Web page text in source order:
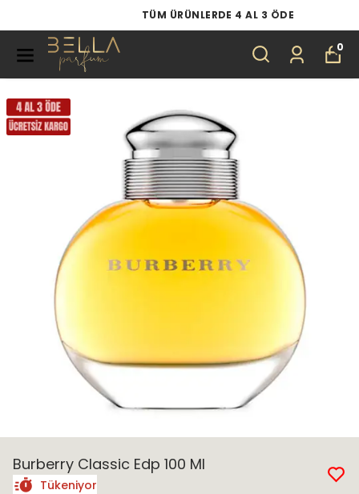
TÜM ÜRÜNLERDE 4 AL 3 ÖDE
0
Burberry Classic Edp 100 Ml
Tükeniyor